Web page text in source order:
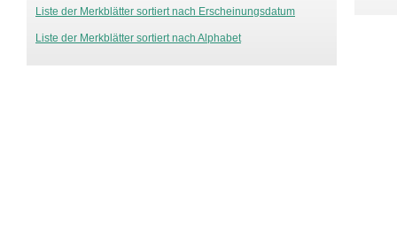
Liste der Merkblätter sortiert nach Erscheinungsdatum
Liste der Merkblätter sortiert nach Alphabet